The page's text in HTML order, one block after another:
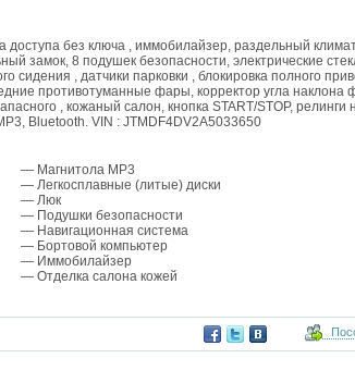
доступа без ключа , иммобилайзер, раздельный
замок, 8 подушек безопасности, электрические
сидения , датчики парковки , блокировка полного
противотуманные фары, корректор угла наклона
, кожаный салон, кнопка START/STOP,
Bluetooth. VIN : JTMDF4DV2A5033650
— Магнитола MP3
— Легкосплавные (литые) диски
— Люк
— Подушки безопасности
— Навигационная система
— Бортовой компьютер
— Иммобилайзер
— Отделка салона кожей